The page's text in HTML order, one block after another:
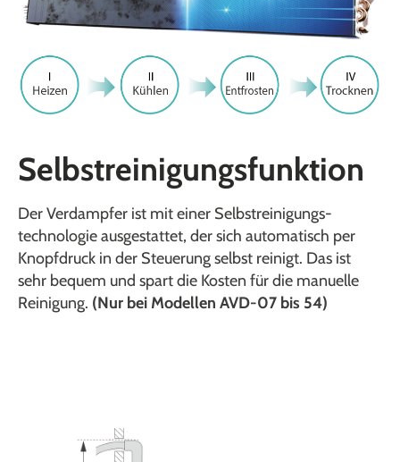
Selbstreinigungs­funktion
Der Verdampfer ist mit einer Selbstreinigungs­
technologie ausgestattet, der sich automatisch per
Knopfdruck in der Steuerung selbst reinigt. Das ist
sehr bequem und spart die Kosten für die manuelle
Reinigung. (Nur bei Modellen AVD-07 bis 54)